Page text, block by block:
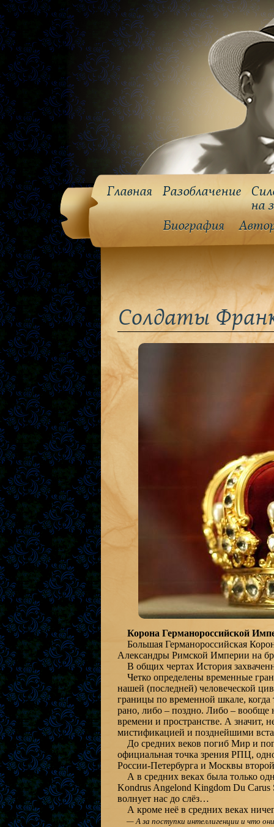
Главная Разоблачение
на
Биография
Солдаты
Корона Германороссийской
Большая Германороссийская
Александры Римской Империи на
В общих чертах История
Четко определены временные
нашей (последней) человеческой
границы по временной шкале,
рано, либо – поздно. Либо – вообще
времени и пространстве. А значит,
мистификацией и позднейшими
До средних веков погиб Мир и
официальная точка зрения РПЦ,
России-Петербурга и Москвы
А в средних веках была только
Kondrus Angelond Kingdom Du
волнует нас до слёз…
А кроме неё в средних веках
— А за поступки интеллигенции и что